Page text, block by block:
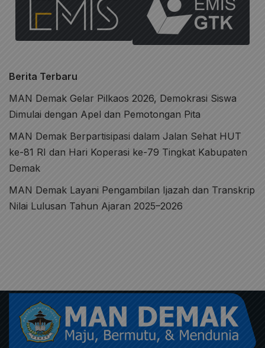
Berita Terbaru
MAN Demak Gelar Pilkaos 2026, Demokrasi Siswa
Dimulai dengan Apel dan Pemotongan Pita
MAN Demak Berpartisipasi dalam Jalan Sehat HUT
ke-81 RI dan Hari Koperasi ke-79 Tingkat Kabupaten
Demak
MAN Demak Layani Pengambilan Ijazah dan Transkrip
Nilai Lulusan Tahun Ajaran 2025–2026